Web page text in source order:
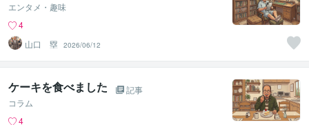
エンタメ・趣味
4
山口 塁
2026/06/12
ケーキを食べました
記事
コラム
4